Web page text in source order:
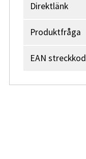
Direktlänk
Produktfråga
EAN streckkod